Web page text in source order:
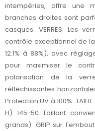
intempéries, offre une
branches droites sont
casques. VERRES: Les
contrôle exceptionnel de
12.1% à 88%), avec
pour maximiser le
polarisation de la
réfléchissantes
Protection UV à 100%.
H): 145-50. Taillant:
grands). GRIP sur